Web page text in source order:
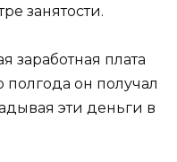
занятости.
заработная плата
он получал
эти деньги в